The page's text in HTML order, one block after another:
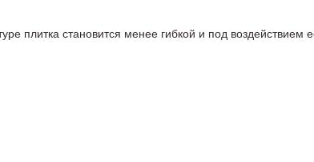
плитка становится менее гибкой и под воздействием